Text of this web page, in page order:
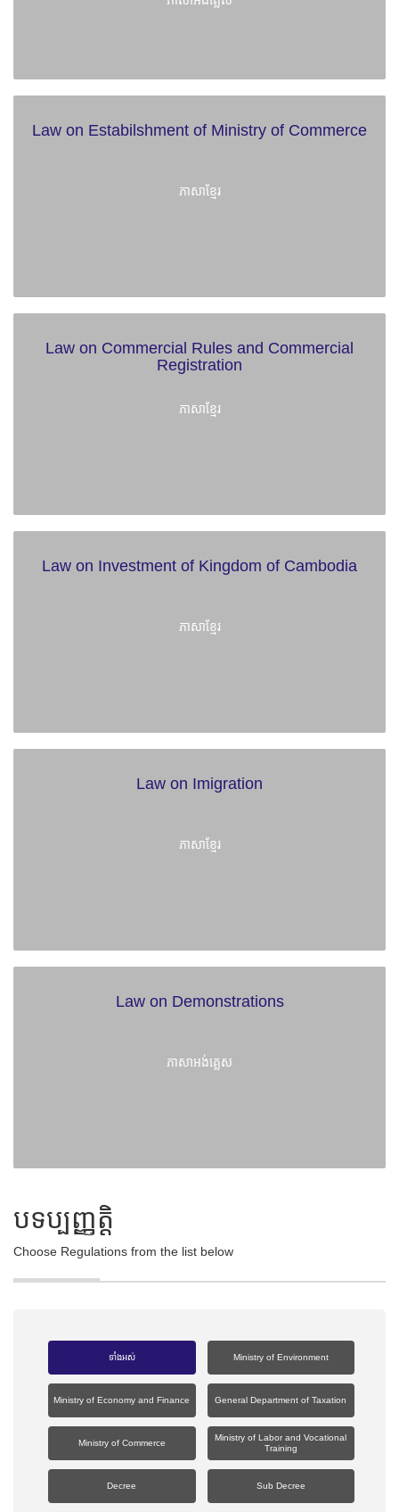
Law on Estabilshment of Ministry of Commerce
ភាសាខ្មែរ
Law on Commercial Rules and Commercial
Registration
ភាសាខ្មែរ
Law on Investment of Kingdom of Cambodia
ភាសាខ្មែរ
Law on Imigration
ភាសាខ្មែរ
Law on Demonstrations
ភាសាអង់គ្លេស
​បទប្បញ្ញត្តិ
Choose Regulations from the list below
ទាំងអស់ Ministry of Environment
Ministry of Economy and Finance General Department of Taxation
Ministry of Commerce
Ministry of Labor and Vocational
Training
Decree Sub Decree